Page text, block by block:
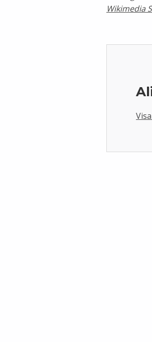
Wikimedia
Skip back to main navigation